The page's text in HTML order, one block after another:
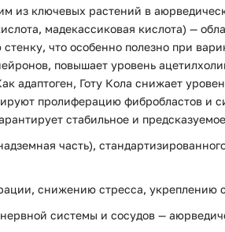
из ключевых растений в
мадекассиковая кислота) —
что особенно полезно при
повышает уровень
Готу Кола снижает
пролиферацию фибробластов и
стабильное и
часть),
снижению стресса, укреплению
системы и сосудов —